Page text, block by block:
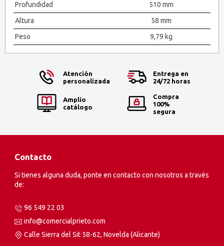
Profundidad
510 mm
Altura
58 mm
Peso
9,79 kg
Atención
personalizada
Entrega en
24/72 horas
Amplio
catálogo
Compra
100%
segura
Contacto
Si tienes alguna duda, ponte en contacto con nosotros a través
de:
96 549 22 03
info@comercialprieto.com
Calle Sierra del Sit 58-62, Novelda (Alicante)